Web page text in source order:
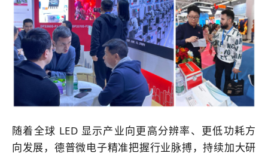
随着全球 LED 显示产业向更高分辨率、更低功耗方
向发展，德普微电子精准把握行业脉搏，持续加大研